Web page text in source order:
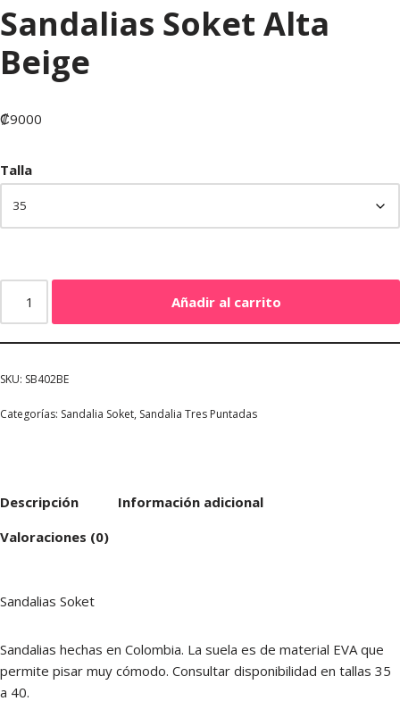
Sandalias Soket Alta
Beige
₡9000
Talla
Añadir al carrito
SKU: SB402BE
Categorías: Sandalia Soket, Sandalia Tres Puntadas
Descripción
Información adicional
Valoraciones (0)
Sandalias Soket
Sandalias hechas en Colombia. La suela es de material EVA que
permite pisar muy cómodo. Consultar disponibilidad en tallas 35
a 40.